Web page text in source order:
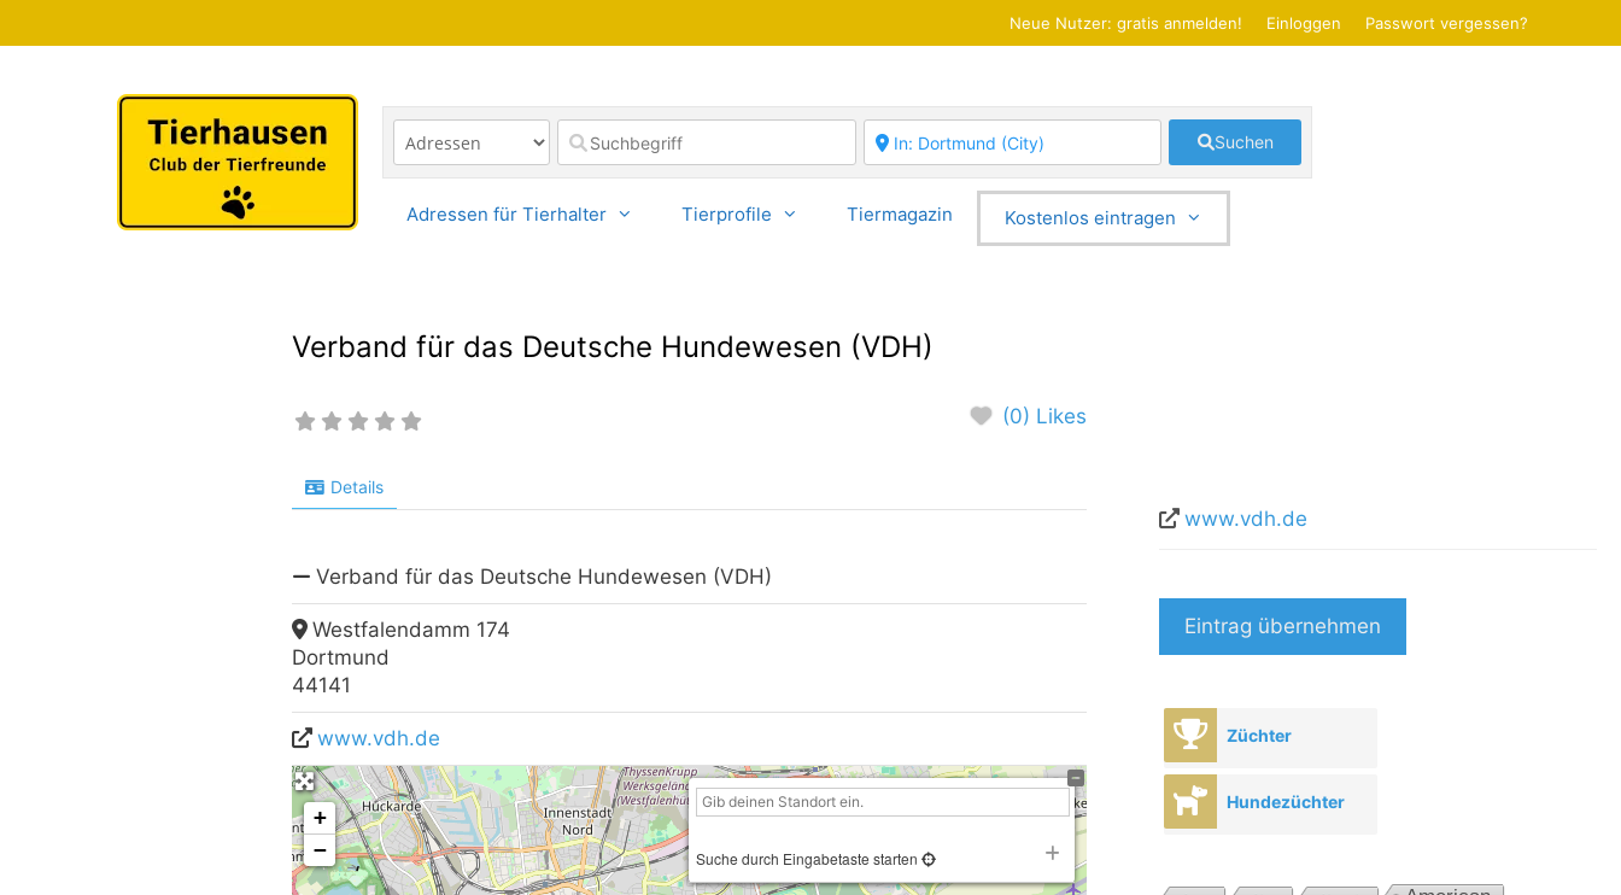
Inhalt
Neue Nutzer: gratis anmelden! Einloggen Passwort vergessen?
Suchen
Adressen für Tierhalter Tierprofile Tiermagazin Kostenlos eintragen
Verband für das Deutsche Hundewesen (VDH)
(0) Likes
Details
Verband für das Deutsche Hundewesen (VDH)
Westfalendamm 174
Dortmund
44141
www.vdh.de
+
−
Suche durch Eingabetaste starten
www.vdh.de
Eintrag übernehmen
Züchter
Hundezüchter